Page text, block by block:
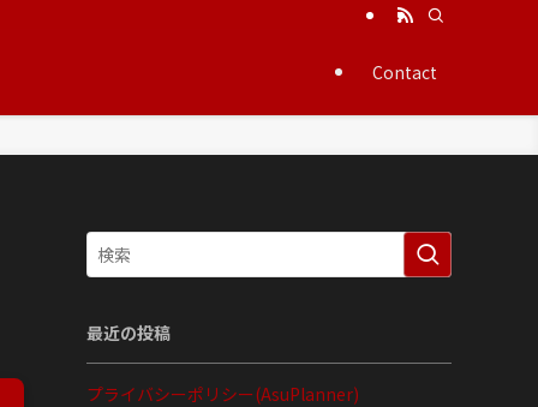
Contact
最近の投稿
プライバシーポリシー(AsuPlanner)